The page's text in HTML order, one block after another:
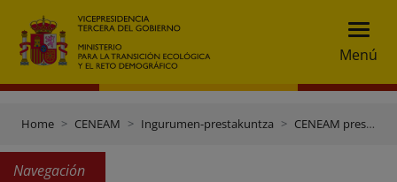
Menú
Home CENEAM Ingurumen-prestakuntza CENEAM prestakuntza
Navegación